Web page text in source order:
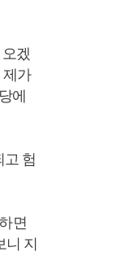
겠
제가
에
고 험
면
지